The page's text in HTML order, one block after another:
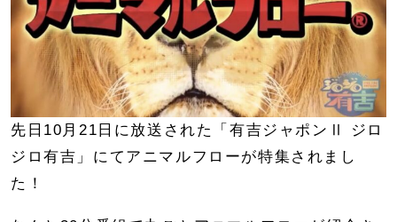
先日10月21日に放送された「有吉ジャポンⅡ ジロ
ジロ有吉」にてアニマルフローが特集されまし
た！